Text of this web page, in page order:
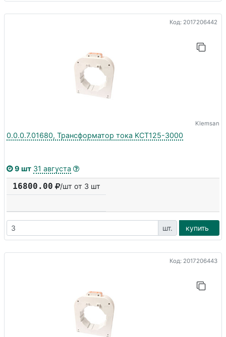
Код: 2017206442
Klemsan
0.0.0.7.01680, Трансформатор тока KCT125-3000
9 шт 31 августа
16800.00 /шт от 3 шт
шт. купить
Код: 2017206443